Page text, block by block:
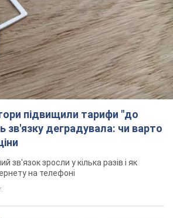
підвищили тарифи "до
зв'язку деградувала: чи варто
зв'язок зросли у кілька разів і як
на телефоні